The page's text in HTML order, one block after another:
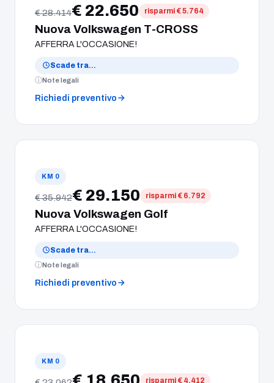
€ 28.414€ 22.650 risparmi € 5.764
Nuova Volkswagen T-CROSS
AFFERRA L'OCCASIONE!
Scade tra…
Note legali
Richiedi preventivo
KM 0
€ 35.942€ 29.150 risparmi € 6.792
Nuova Volkswagen Golf
AFFERRA L'OCCASIONE!
Scade tra…
Note legali
Richiedi preventivo
KM 0
risparmi € 4.412